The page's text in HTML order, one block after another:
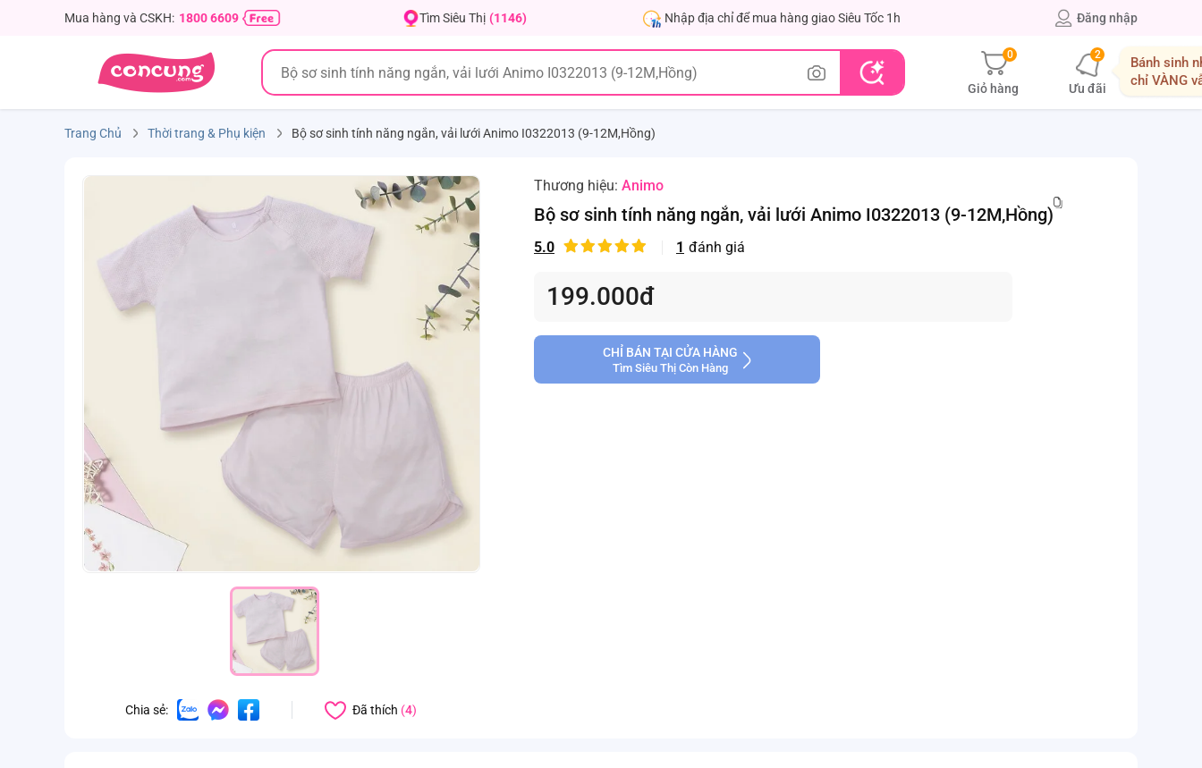
Mua hàng và CSKH: 1800 6609 Tìm Siêu Thị (1146) Nhập địa chỉ để mua hàng giao Siêu Tốc 1h Đăng nhập
0
Giỏ hàng
2
Ưu đãi
Bánh sinh
chỉ VÀNG
Trang Chủ Thời trang & Phụ kiện Bộ sơ sinh tính năng ngắn, vải lưới Animo I0322013 (9-12M,Hồng)
Chia sẻ: Đã thích (4)
Thương hiệu: Animo
Bộ sơ sinh tính năng ngắn, vải lưới Animo I0322013 (9-12M,Hồng)
5.0 1 đánh giá
199.000đ
CHỈ BÁN TẠI CỬA HÀNG
Tìm Siêu Thị Còn Hàng